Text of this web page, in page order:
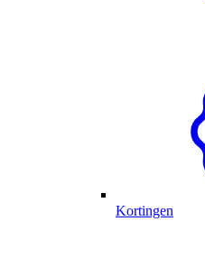
Kortingen